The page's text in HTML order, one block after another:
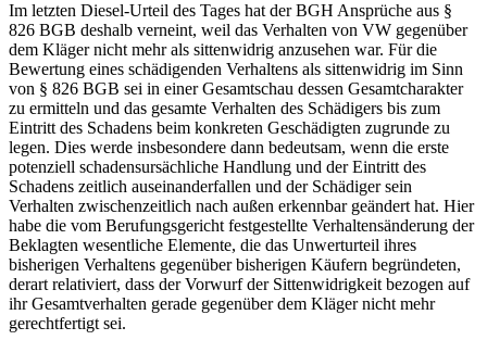
Im letzten Diesel-Urteil des Tages hat der BGH Ansprüche aus §
826 BGB deshalb verneint, weil das Verhalten von VW gegenüber
dem Kläger nicht mehr als sittenwidrig anzusehen war. Für die
Bewertung eines schädigenden Verhaltens als sittenwidrig im Sinn
von § 826 BGB sei in einer Gesamtschau dessen Gesamtcharakter
zu ermitteln und das gesamte Verhalten des Schädigers bis zum
Eintritt des Schadens beim konkreten Geschädigten zugrunde zu
legen. Dies werde insbesondere dann bedeutsam, wenn die erste
potenziell schadensursächliche Handlung und der Eintritt des
Schadens zeitlich auseinanderfallen und der Schädiger sein
Verhalten zwischenzeitlich nach außen erkennbar geändert hat. Hier
habe die vom Berufungsgericht festgestellte Verhaltensänderung der
Beklagten wesentliche Elemente, die das Unwerturteil ihres
bisherigen Verhaltens gegenüber bisherigen Käufern begründeten,
derart relativiert, dass der Vorwurf der Sittenwidrigkeit bezogen auf
ihr Gesamtverhalten gerade gegenüber dem Kläger nicht mehr
gerechtfertigt sei.